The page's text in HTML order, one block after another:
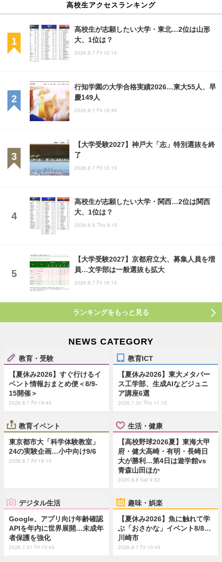
高校生アクセスランキング
高校生が志願したい大学・東北…2位は山形
大、1位は？
2026.8.7 Fri 10:15
行知学園の大学合格実績2026…東大55人、早
慶149人
2026.8.7 Fri 18:45
【大学受験2027】神戸大「志」特別選抜を終
了
2026.8.7 Fri 13:15
高校生が志願したい大学・関西…2位は関西
大、1位は？
2026.8.6 Thu 9:15
【大学受験2027】京都府立大、募集人員を増
員…文学部は一般選抜も拡大
2026.8.7 Fri 16:15
ランキングをもっと見る
NEWS CATEGORY
教育・受験
【夏休み2026】すぐ行けるイ
ベント情報おまとめ便＜8/9-
15開催＞
2026.8.7 Fri 19:45
教育ICT
【夏休み2026】東大メタバー
ス工学部、生成AIなどジュニ
ア講座6選
2026.7.30 Thu 11:15
教育イベント
東京都市大「科学体験教室」
24の実験企画…小中向け9/6
2026.8.7 Fri 18:15
生活・健康
【高校野球2026夏】東海大甲
府・健大高崎・有明・長崎日
大が勝利…第4日は遊学館vs
青森山田ほか
2026.8.8 Sat 9:52
デジタル生活
Google、アプリ向け年齢確認
APIを年内に世界展開…未成年
者保護を強化
2026.7.31 Fri 13:45
趣味・娯楽
【夏休み2026】魚に触れて学
ぶ「おさかな」イベント8/8…
川崎市
2026.8.7 Fri 10:45